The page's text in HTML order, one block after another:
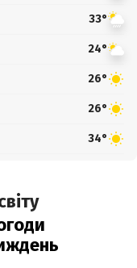
33°
24°
26°
26°
34°